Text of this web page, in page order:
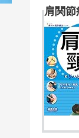
肩関節